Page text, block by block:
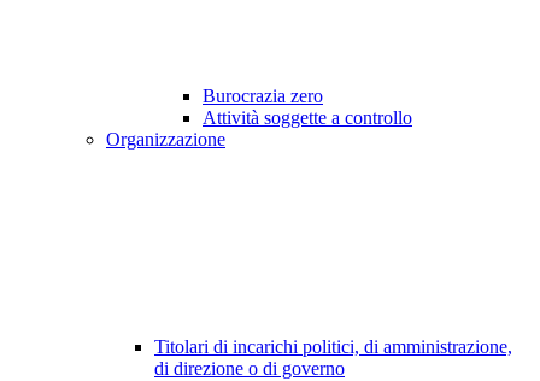
Burocrazia zero
Attività soggette a controllo
Organizzazione
Titolari di incarichi politici, di amministrazione,
di direzione o di governo